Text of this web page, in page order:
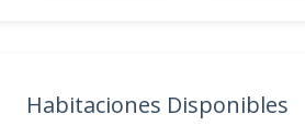
Habitaciones Disponibles